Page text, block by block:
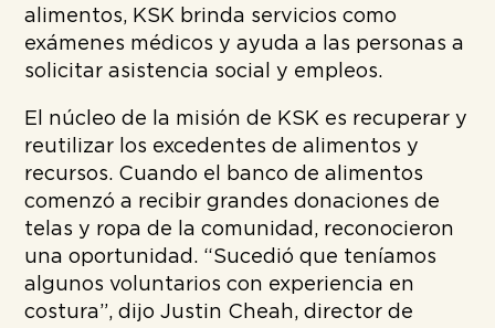
alimentos, KSK brinda servicios como
exámenes médicos y ayuda a las personas a
solicitar asistencia social y empleos.
El núcleo de la misión de KSK es recuperar y
reutilizar los excedentes de alimentos y
recursos. Cuando el banco de alimentos
comenzó a recibir grandes donaciones de
telas y ropa de la comunidad, reconocieron
una oportunidad. “Sucedió que teníamos
algunos voluntarios con experiencia en
costura”, dijo Justin Cheah, director de